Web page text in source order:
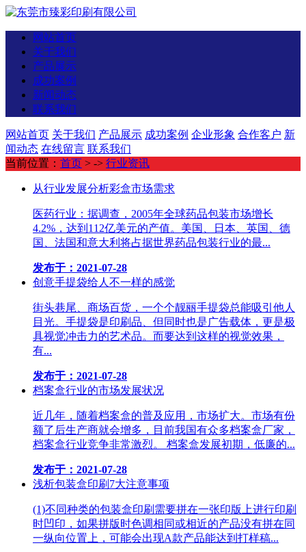
网站首页
关于我们
产品展示
成功案例
新闻动态
联系我们
网站首页 关于我们 产品展示 成功案例 企业形象 合作客户 新
闻动态 在线留言 联系我们
当前位置： 首页 > -> 行业资讯
从行业发展分析彩盒市场需求
医药行业：据调查，2005年全球药品包装市场增长
4.2%，达到112亿美元的产值。美国、日本、英国、德
国、法国和意大利将占据世界药品包装行业的最...
发布于：2021-07-28
创意手提袋给人不一样的感觉
街头巷尾、商场百货，一个个靓丽手提袋总能吸引他人
目光。手提袋是印刷品、但同时也是广告载体，更是极
具视觉冲击力的艺术品。而要达到这样的视觉效果，
有...
发布于：2021-07-28
档案盒行业的市场发展状况
近几年，随着档案盒的普及应用，市场扩大。市场有份
额了后生产商就会增多，目前我国有众多档案盒厂家，
档案盒行业竞争非常激烈。 档案盒发展初期，低廉的...
发布于：2021-07-28
浅析包装盒印刷7大注意事项
(1)不同种类的包装盒印刷需要拼在一张印版上进行印刷
时凹印，如果拼版时色调相同或相近的产品没有拼在同
一纵向位置上，可能会出现A款产品能达到打样稿...